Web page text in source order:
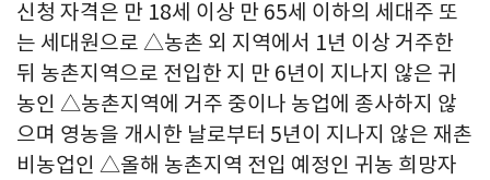
신청 자격은 만 18세 이상 만 65세 이하의 세대주 또
는 세대원으로 △농촌 외 지역에서 1년 이상 거주한
뒤 농촌지역으로 전입한 지 만 6년이 지나지 않은 귀
농인 △농촌지역에 거주 중이나 농업에 종사하지 않
으며 영농을 개시한 날로부터 5년이 지나지 않은 재촌
비농업인 △올해 농촌지역 전입 예정인 귀농 희망자